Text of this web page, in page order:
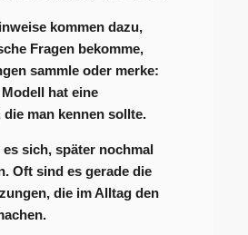
kommen dazu,
Fragen bekomme,
sammle oder merke:
hat eine
man kennen sollte.
sich, später nochmal
Oft sind es gerade die
die im Alltag den